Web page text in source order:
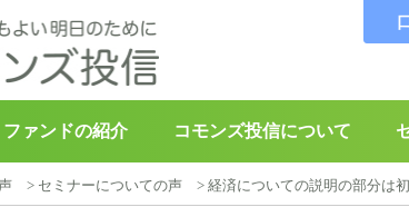
ファンドの紹介 コモンズ投信について
▶︎ コモンズBABY
> セミナーについての声 > 経済についての説明の部分は